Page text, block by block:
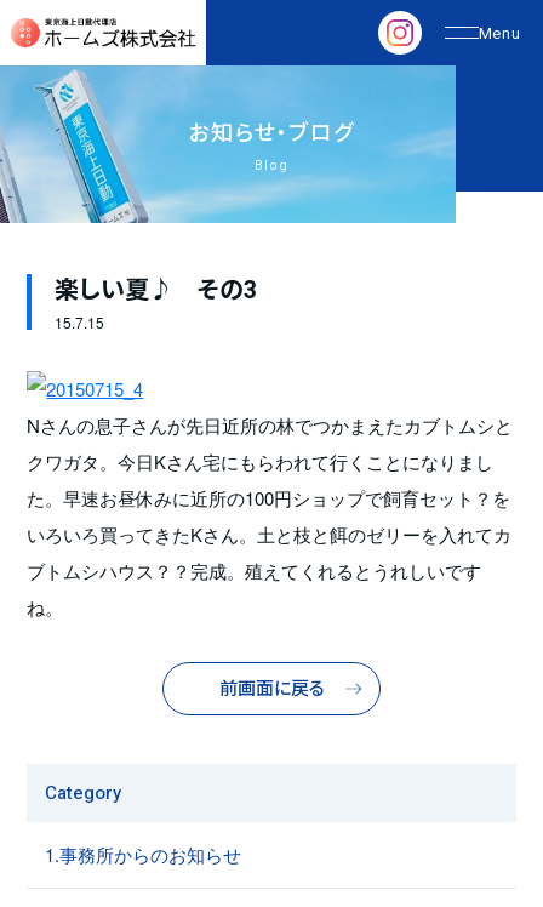
お知らせ・ブログ
Blog
楽しい夏♪ その3
15.7.15
Nさんの息子さんが先日近所の林でつかまえたカブトムシと
クワガタ。今日Kさん宅にもらわれて行くことになりまし
た。早速お昼休みに近所の100円ショップで飼育セット？を
いろいろ買ってきたKさん。土と枝と餌のゼリーを入れてカ
ブトムシハウス？？完成。殖えてくれるとうれしいです
ね。
前画面に戻る
Category
1.事務所からのお知らせ